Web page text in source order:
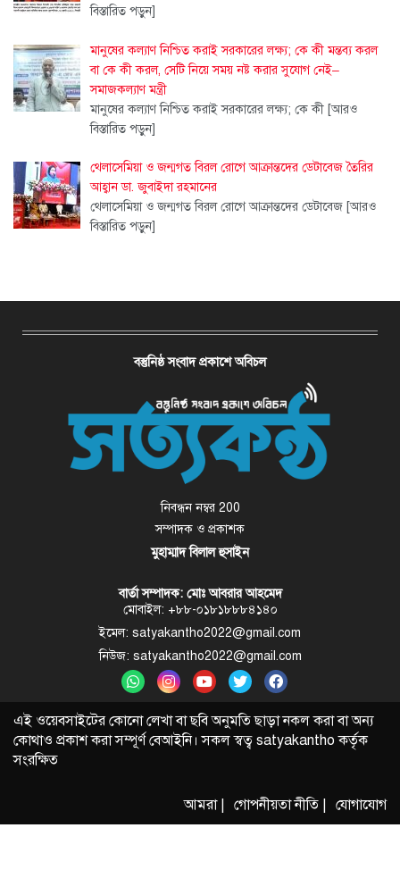
বিস্তারিত পড়ুন]
মানুষের কল্যাণ নিশ্চিত করাই সরকারের লক্ষ্য; কে কী মন্তব্য করল
বা কে কী করল, সেটি নিয়ে সময় নষ্ট করার সুযোগ নেই–
সমাজকল্যাণ মন্ত্রী
মানুষের কল্যাণ নিশ্চিত করাই সরকারের লক্ষ্য; কে কী [আরও
বিস্তারিত পড়ুন]
থেলাসেমিয়া ও জন্মগত বিরল রোগে আক্রান্তদের ডেটাবেজ তৈরির
আহ্বান ডা. জুবাইদা রহমানের
থেলাসেমিয়া ও জন্মগত বিরল রোগে আক্রান্তদের ডেটাবেজ [আরও
বিস্তারিত পড়ুন]
বস্তুনিষ্ঠ সংবাদ প্রকাশে অবিচল
নিবন্ধন নম্বর 200
সম্পাদক ও প্রকাশক
মুহাম্মাদ বিলাল হুসাইন
বার্তা সম্পাদক: মোঃ আবরার আহমেদ
মোবাইল: +৮৮-০১৮১৮৮৮৪১৪০
ইমেল: satyakantho2022@gmail.com
নিউজ: satyakantho2022@gmail.com
এই ওয়েবসাইটের কোনো লেখা বা ছবি অনুমতি ছাড়া নকল করা বা অন্য
কোথাও প্রকাশ করা সম্পূর্ণ বেআইনি। সকল স্বত্ব satyakantho কর্তৃক
সংরক্ষিত
আমরা | গোপনীয়তা নীতি | যোগাযোগ